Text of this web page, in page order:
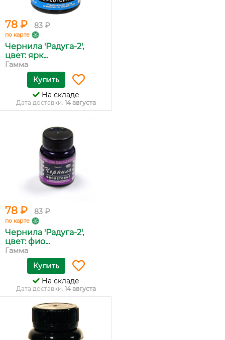
78 ₽ 83 ₽
по карте
Чернила 'Радуга-2',
цвет: ярк...
Гамма
Купить
На складе
Дата доставки: 14 августа
78 ₽ 83 ₽
по карте
Чернила 'Радуга-2',
цвет: фио...
Гамма
Купить
На складе
Дата доставки: 14 августа